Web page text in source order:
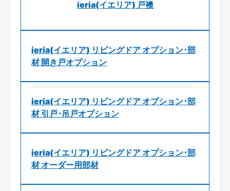
ieria(イエリア) 戸襖
ieria(イエリア) リビングドア オプション･部
材 開き戸オプション
ieria(イエリア) リビングドア オプション･部
材 引戸･吊戸オプション
ieria(イエリア) リビングドア オプション･部
材 オーダー用部材